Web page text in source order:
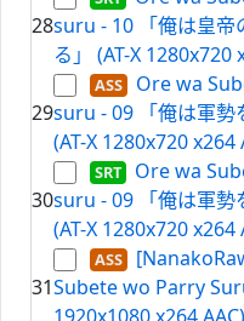
28suru - 10 「俺は皇帝
る」 (AT-X 1280x720
29
Ore wa
suru - 09 「俺は軍勢
(AT-X 1280x720 x264
30
Ore wa
suru - 09 「俺は軍勢
(AT-X 1280x720 x264
31Subete wo Parry
1920x1080 x264